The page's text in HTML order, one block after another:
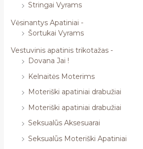
Stringai Vyrams
Vėsinantys Apatiniai -
Šortukai Vyrams
Vestuvinis apatinis trikotažas -
Dovana Jai !
Kelnaitės Moterims
Moteriški apatiniai drabužiai
Moteriški apatiniai drabužiai
Seksualūs Aksesuarai
Seksualūs Moteriški Apatiniai